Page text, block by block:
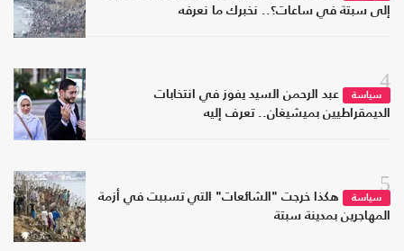
إلى سبتة في ساعات؟.. نخبرك ما نعرفه
4
سياسة
عبد الرحمن السيد يفوز في انتخابات
الديمقراطيين بميشيغان.. تعرف إليه
5
سياسة
هكذا خرجت "الشائعات" التي تسببت في أزمة
المهاجرين بمدينة سبتة